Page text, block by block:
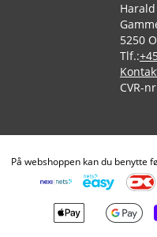
5250
Tlf.:
CVR-
På webshoppen kan du benytte